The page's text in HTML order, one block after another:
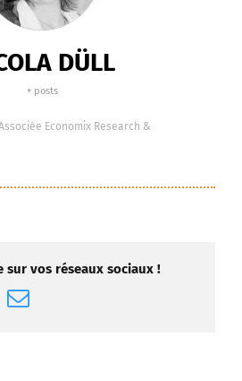
DÜLL
+ posts
Economix Research &
sur vos réseaux sociaux !
Email